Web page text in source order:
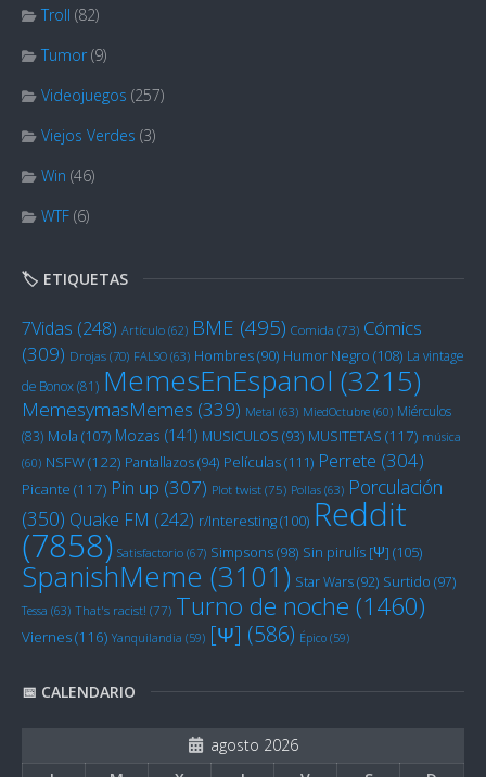
Troll (82)
Tumor (9)
Videojuegos (257)
Viejos Verdes (3)
Win (46)
WTF (6)
🏷️ ETIQUETAS
7Vidas (248) Artículo (62) BME (495) Comida (73) Cómics
(309) Drojas (70) FALSO (63) Hombres(90) Humor Negro (108) La vintage
de Bonox(81) MemesEnEspanol (3215)
MemesymasMemes (339) Metal (63) MiedOctubre (60) Miérculos
(83) Mola (107) Mozas (141) MUSICULOS (93) MUSITETAS (117) música
(60) NSFW(122) Pantallazos(94) Películas(111) Perrete (304)
Picante (117) Pin up (307) Plot twist (75) Pollas (63) Porculación
(350) Quake FM (242) r/Interesting(100) Reddit
(7858) Satisfactorio (67) Simpsons(98) Sin pirulís [Ψ] (105)
SpanishMeme (3101) Star Wars(92) Surtido (97)
Tessa (63) That's racist! (77) Turno de noche (1460)
Viernes(116) Yanquilandia (59) [Ψ] (586) Épico (59)
📅 CALENDARIO
agosto 2026